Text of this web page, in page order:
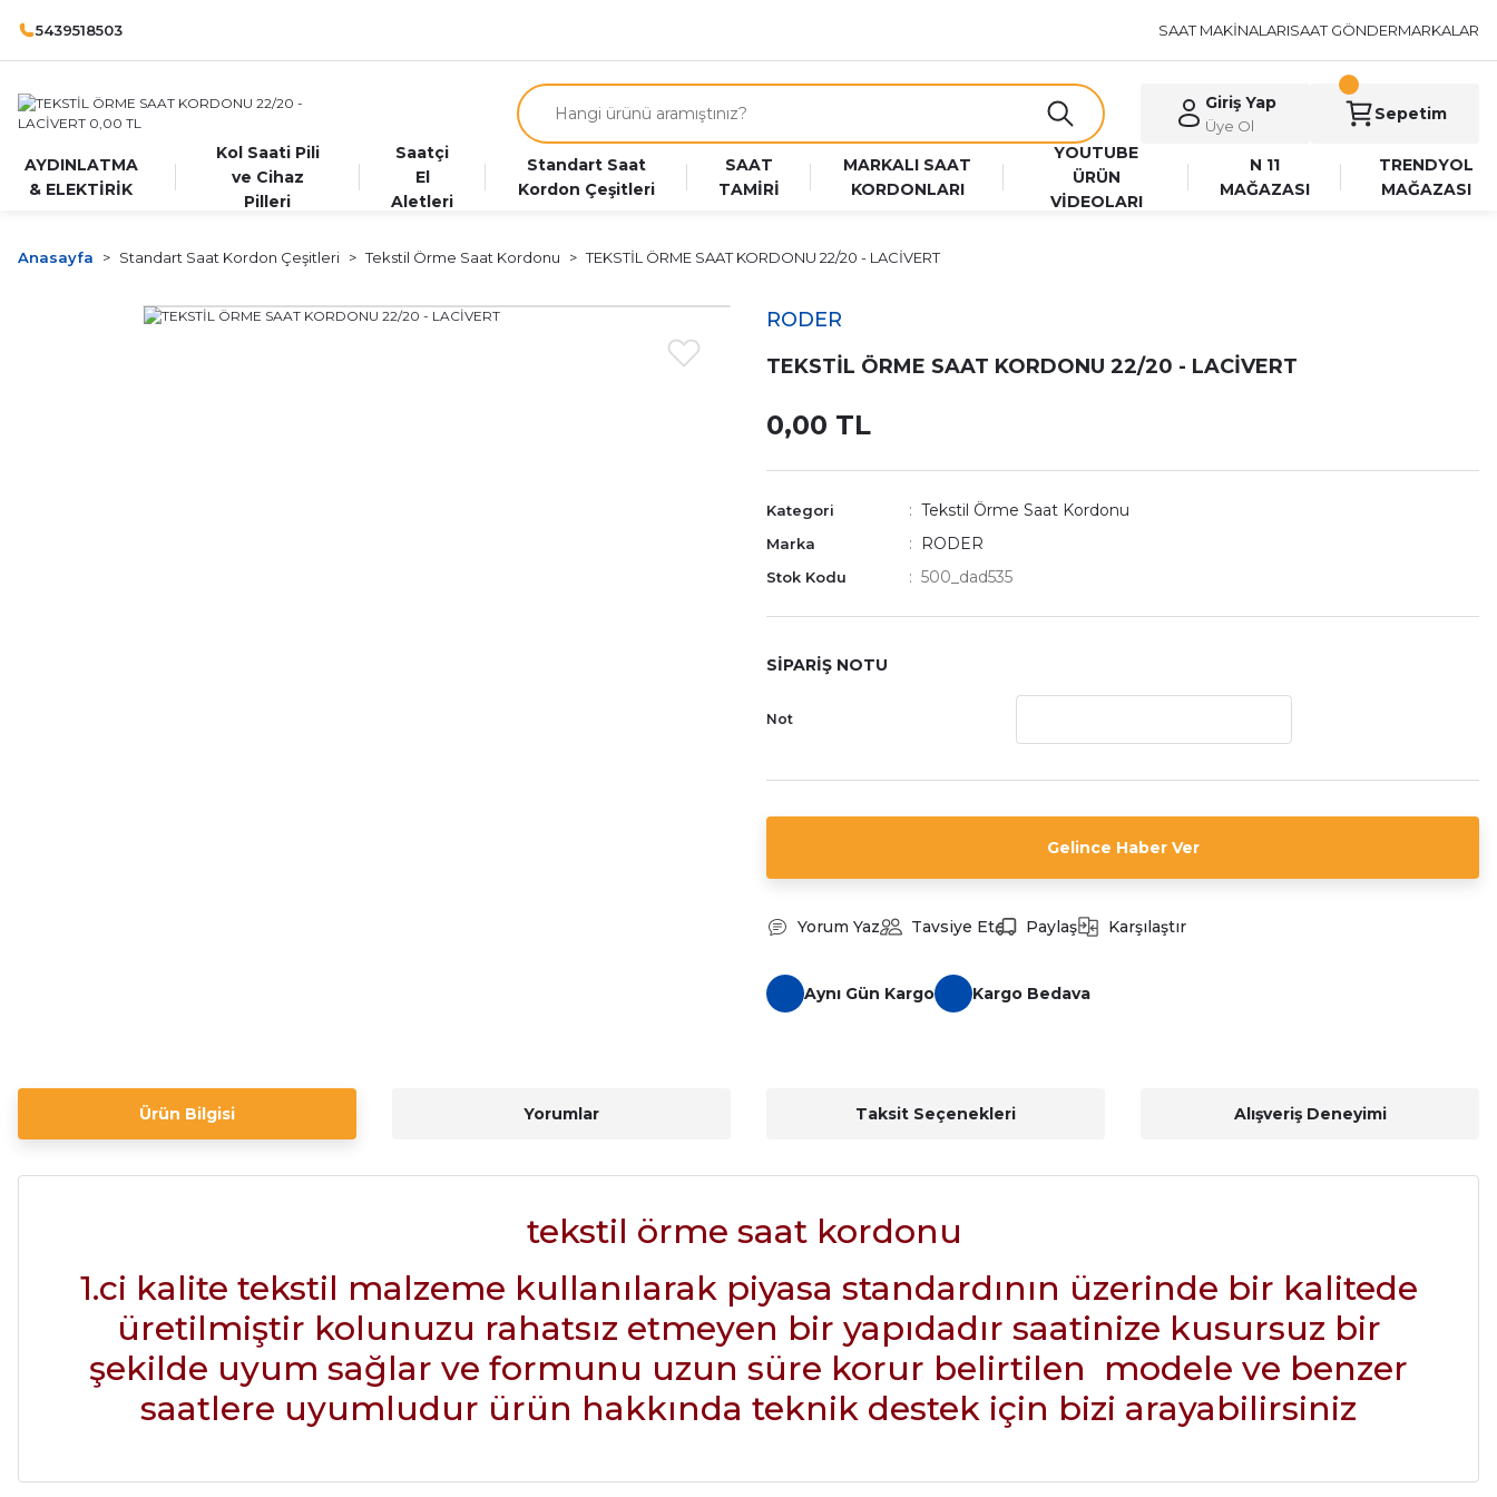
5439518503 SAAT MAKİNALARISAAT GÖNDERMARKALAR
Giriş Yap
Üye Ol
Sepetim
AYDINLATMA
& ELEKTİRİK
Kol Saati Pili
ve Cihaz
Pilleri
Saatçi
El
Aletleri
Standart Saat
Kordon Çeşitleri
SAAT
TAMİRİ
MARKALI SAAT
KORDONLARI
YOUTUBE
ÜRÜN
VİDEOLARI
N 11
MAĞAZASI
TRENDYOL
MAĞAZASI
Anasayfa Standart Saat Kordon Çeşitleri Tekstil Örme Saat Kordonu TEKSTİL ÖRME SAAT KORDONU 22/20 - LACİVERT
RODER
TEKSTİL ÖRME SAAT KORDONU 22/20 - LACİVERT
0,00 TL
Kategori Tekstil Örme Saat Kordonu
Marka RODER
Stok Kodu 500_dad535
SİPARİŞ NOTU
Not
Gelince Haber Ver
Yorum Yaz Tavsiye Et Paylaş Karşılaştır
Aynı Gün Kargo Kargo Bedava
Ürün Bilgisi Yorumlar Taksit Seçenekleri Alışveriş Deneyimi
tekstil örme saat kordonu
1.ci kalite tekstil malzeme kullanılarak piyasa standardının üzerinde bir kalitede
üretilmiştir kolunuzu rahatsız etmeyen bir yapıdadır saatinize kusursuz bir
şekilde uyum sağlar ve formunu uzun süre korur belirtilen modele ve benzer
saatlere uyumludur ürün hakkında teknik destek için bizi arayabilirsiniz